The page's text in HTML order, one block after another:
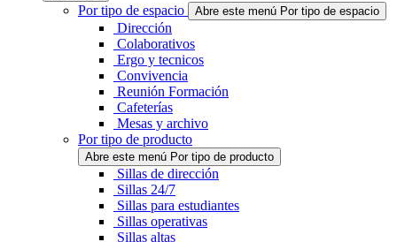
Por tipo de espacio Abre este menú Por tipo de espacio
Dirección
Colaborativos
Ergo y tecnicos
Convivencia
Reunión Formación
Cafeterías
Mesas y archivo
Por tipo de producto
Abre este menú Por tipo de producto
Sillas de dirección
Sillas 24/7
Sillas para estudiantes
Sillas operativas
Sillas altas